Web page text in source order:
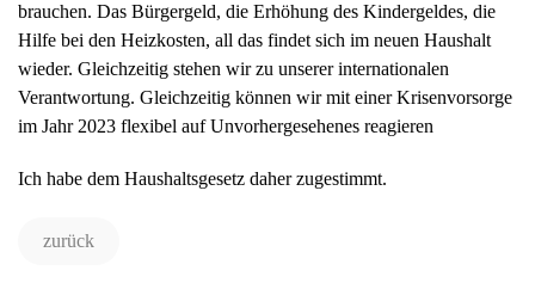
brauchen. Das Bürgergeld, die Erhöhung des Kindergeldes, die
Hilfe bei den Heizkosten, all das findet sich im neuen Haushalt
wieder. Gleichzeitig stehen wir zu unserer internationalen
Verantwortung. Gleichzeitig können wir mit einer Krisenvorsorge
im Jahr 2023 flexibel auf Unvorhergesehenes reagieren
Ich habe dem Haushaltsgesetz daher zugestimmt.
zurück